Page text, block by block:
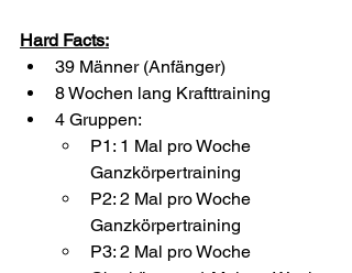
Hard Facts:
39 Männer (Anfänger)
8 Wochen lang Krafttraining
4 Gruppen:
P1: 1 Mal pro Woche
Ganzkörpertraining
P2: 2 Mal pro Woche
Ganzkörpertraining
P3: 2 Mal pro Woche